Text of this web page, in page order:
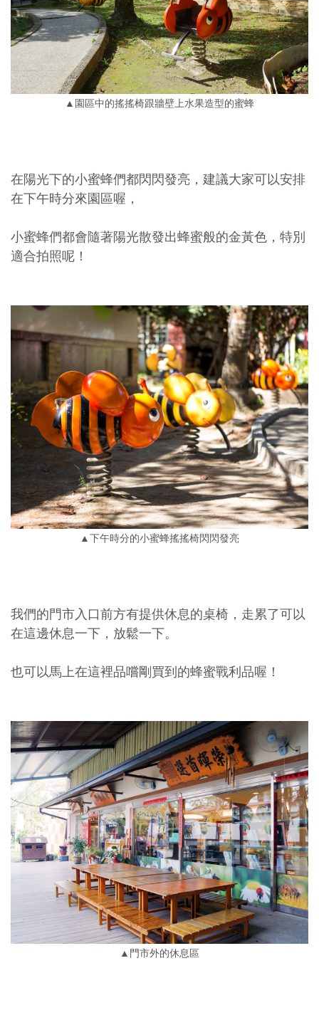
▲園區中的搖搖椅跟牆壁上水果造型的蜜蜂
在陽光下的小蜜蜂們都閃閃發亮，建議大家可以安排
在下午時分來園區喔，
小蜜蜂們都會隨著陽光散發出蜂蜜般的金黃色，特別
適合拍照呢！
▲下午時分的小蜜蜂搖搖椅閃閃發亮
我們的門市入口前方有提供休息的桌椅，走累了可以
在這邊休息一下，放鬆一下。
也可以馬上在這裡品嚐剛買到的蜂蜜戰利品喔！
▲門市外的休息區